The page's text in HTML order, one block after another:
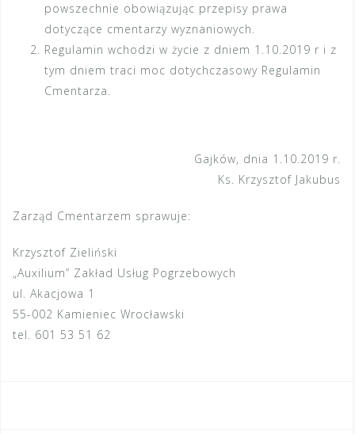
powszechnie obowiązując przepisy prawa
dotyczące cmentarzy wyznaniowych.
Regulamin wchodzi w życie z dniem 1.10.2019 r i z
tym dniem traci moc dotychczasowy Regulamin
Cmentarza.
Gajków, dnia 1.10.2019 r.
Ks. Krzysztof Jakubus
Zarząd Cmentarzem sprawuje:
Krzysztof Zieliński
„Auxilium” Zakład Usług Pogrzebowych
ul. Akacjowa 1
55-002 Kamieniec Wrocławski
tel. 601 53 51 62